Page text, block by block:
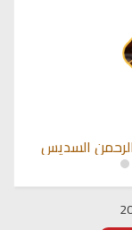
السديس